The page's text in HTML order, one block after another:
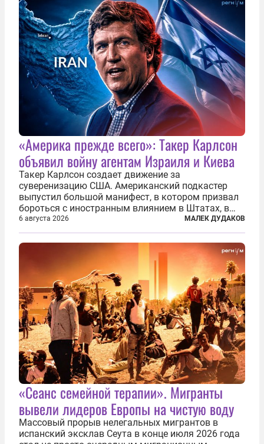
«Америка прежде всего»: Такер Карлсон
объявил войну агентам Израиля и Киева
Такер Карлсон создает движение за
суверенизацию США. Американский подкастер
выпустил большой манифест, в котором призвал
бороться с иностранным влиянием в Штатах, в
первую очередь имея в виду Израиль. А также
прекратить заморские войны, выплатить
репарации Ирану, остановить прием мигрантов...
6 августа 2026 МАЛЕК ДУДАКОВ
«Сеанс семейной терапии». Мигранты
вывели лидеров Европы на чистую воду
Массовый прорыв нелегальных мигрантов в
испанский эксклав Сеута в конце июля 2026 года